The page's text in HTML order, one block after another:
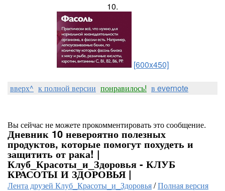
10.
[600x450]
вверх^ к полной версии понравилось! в evernote
Вы сейчас не можете прокомментировать это сообщение.
Дневник 10 невероятно полезных
продуктов, которые помогут похудеть и
защитить от рака! |
Клуб_Красоты_и_Здоровья - КЛУБ
КРАСОТЫ И ЗДОРОВЬЯ |
Лента друзей Клуб_Красоты_и_Здоровья/Полная версия